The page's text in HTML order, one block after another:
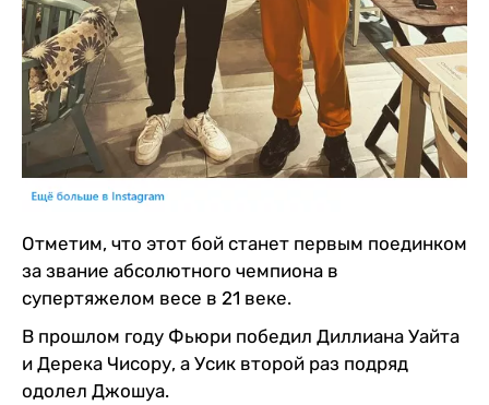
Отметим, что этот бой станет первым поединком
за звание абсолютного чемпиона в
супертяжелом весе в 21 веке.
В прошлом году Фьюри победил Диллиана Уайта
и Дерека Чисору, а Усик второй раз подряд
одолел Джошуа.